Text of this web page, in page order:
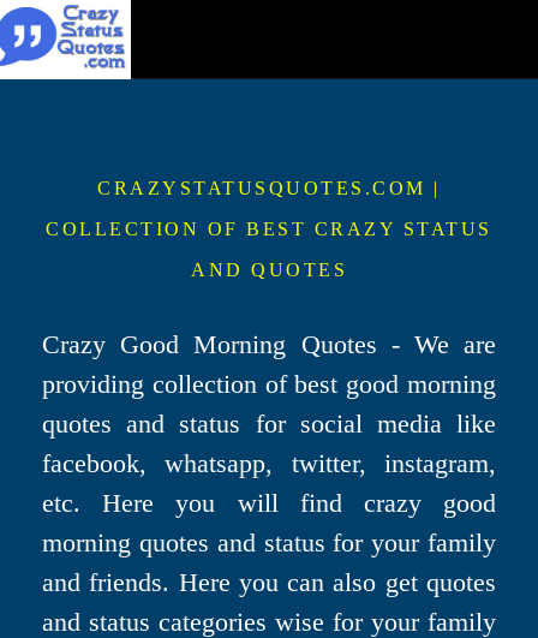
CRAZYSTATUSQUOTES.COM |
COLLECTION OF BEST CRAZY STATUS
AND QUOTES
Crazy Good Morning Quotes - We are
providing collection of best good morning
quotes and status for social media like
facebook, whatsapp, twitter, instagram,
etc. Here you will find crazy good
morning quotes and status for your family
and friends. Here you can also get quotes
and status categories wise for your family